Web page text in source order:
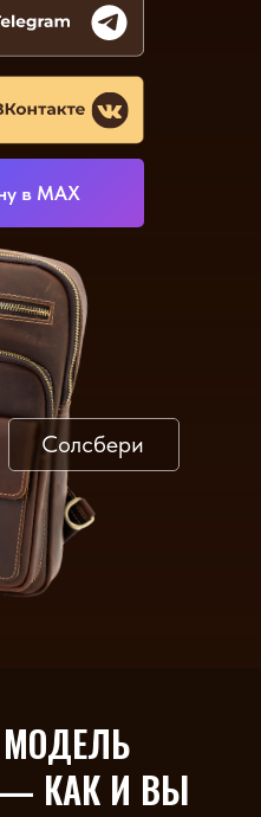
Солсбери
в МАХ
КАК И ВЫ